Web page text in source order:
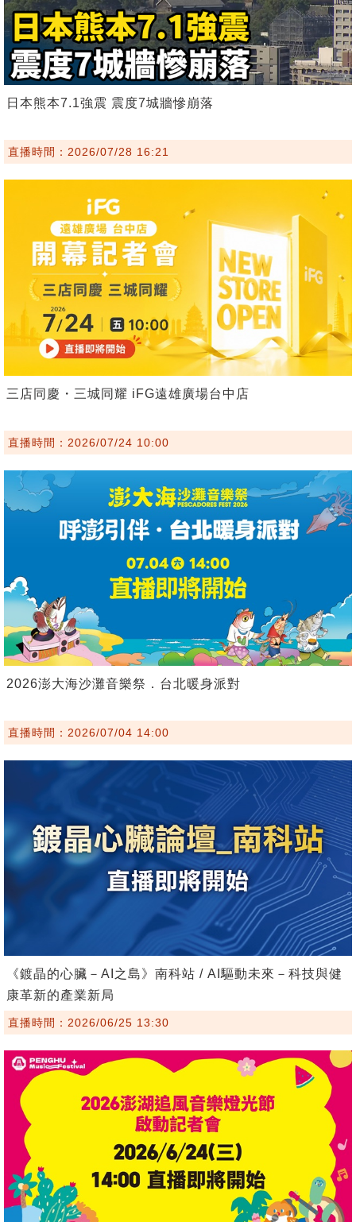
日本熊本7.1強震 震度7城牆慘崩落
直播時間：2026/07/28 16:21
三店同慶・三城同耀 iFG遠雄廣場台中店
直播時間：2026/07/24 10:00
2026澎大海沙灘音樂祭．台北暖身派對
直播時間：2026/07/04 14:00
《鍍晶的心臟－AI之島》南科站 / AI驅動未來－科技與健
康革新的產業新局
直播時間：2026/06/25 13:30